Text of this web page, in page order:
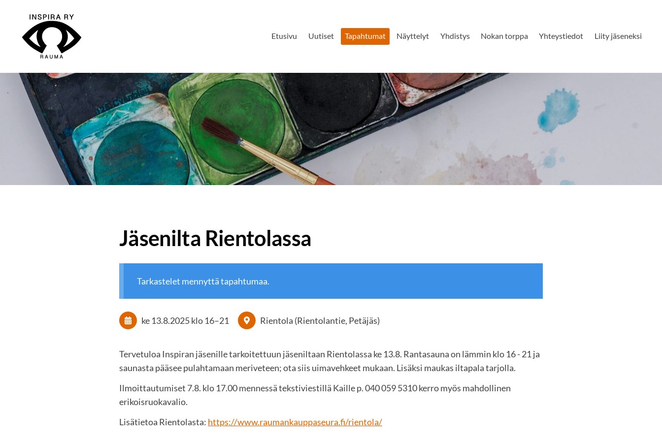
sisältöön
Inspira ry Etusivu Uutiset Tapahtumat Näyttelyt Yhdistys Nokan torppa Yhteystiedot Liity jäseneksi
Jäsenilta Rientolassa
Tarkastelet mennyttä tapahtumaa.
ke 13.8.2025klo 16–21 Rientola (Rientolantie, Petäjäs)
Tervetuloa Inspiran jäsenille tarkoitettuun jäseniltaan Rientolassa ke 13.8. Rantasauna on lämmin klo 16 - 21 ja
saunasta pääsee pulahtamaan meriveteen; ota siis uimavehkeet mukaan. Lisäksi maukas iltapala tarjolla.
Ilmoittautumiset 7.8. klo 17.00 mennessä tekstiviestillä Kaille p. 040 059 5310 kerro myös mahdollinen
erikoisruokavalio.
Lisätietoa Rientolasta: https://www.raumankauppaseura.fi/rientola/